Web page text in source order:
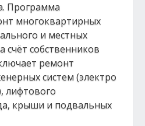
Программа
многоквартирных
и местных
счёт собственников
ремонт
систем (электро
лифтового
крыши и подвальных